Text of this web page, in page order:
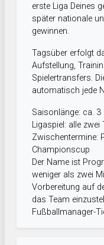
erste Liga Deines
später nationale
gewinnen.
Tagsüber erfolgt
Aufstellung,
Spielertransfers.
automatisch jede
Saisonlänge: ca. 3
Ligaspiel: alle zwei
Zwischentermine:
Championscup
Der Name ist
weniger als zwei
Vorbereitung auf
das Team
Fußballmanager-